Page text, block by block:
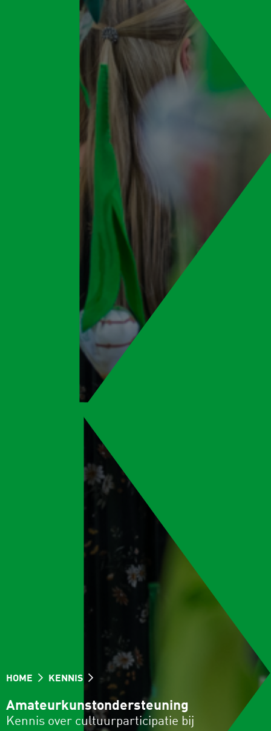
HOME KENNIS
Amateurkunstondersteuning
Kennis over cultuurparticipatie bij